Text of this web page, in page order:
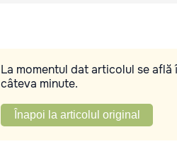
La momentul dat articolul se
câteva minute.
Înapoi la articolul original